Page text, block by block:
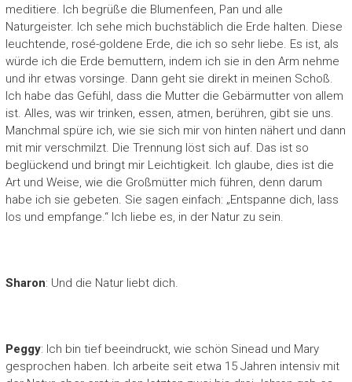
meditiere. Ich begrüße die Blumenfeen, Pan und alle
Naturgeister. Ich sehe mich buchstäblich die Erde halten. Diese
leuchtende, rosé-goldene Erde, die ich so sehr liebe. Es ist, als
würde ich die Erde bemuttern, indem ich sie in den Arm nehme
und ihr etwas vorsinge. Dann geht sie direkt in meinen Schoß.
Ich habe das Gefühl, dass die Mutter die Gebärmutter von allem
ist. Alles, was wir trinken, essen, atmen, berühren, gibt sie uns.
Manchmal spüre ich, wie sie sich mir von hinten nähert und dann
mit mir verschmilzt. Die Trennung löst sich auf. Das ist so
beglückend und bringt mir Leichtigkeit. Ich glaube, dies ist die
Art und Weise, wie die Großmütter mich führen, denn darum
habe ich sie gebeten. Sie sagen einfach: „Entspanne dich, lass
los und empfange.“ Ich liebe es, in der Natur zu sein.
Sharon: Und die Natur liebt dich.
Peggy: Ich bin tief beeindruckt, wie schön Sinead und Mary
gesprochen haben. Ich arbeite seit etwa 15 Jahren intensiv mit